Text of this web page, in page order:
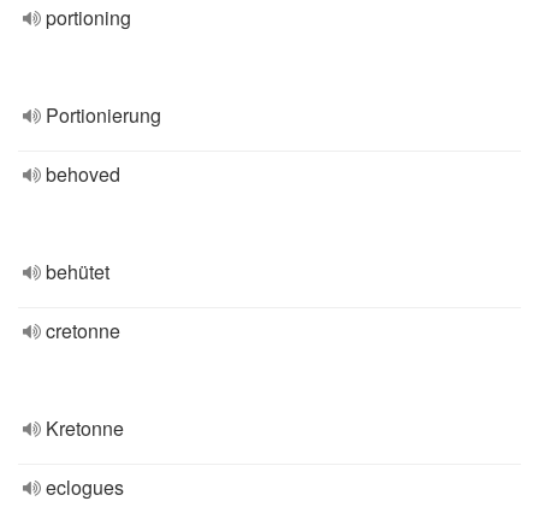
portioning
Portionierung
behoved
behütet
cretonne
Kretonne
eclogues